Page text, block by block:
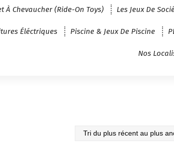
À Chevaucher (Ride-On Toys) Les Jeux De
Éléctriques Piscine & Jeux De Piscine
Nos